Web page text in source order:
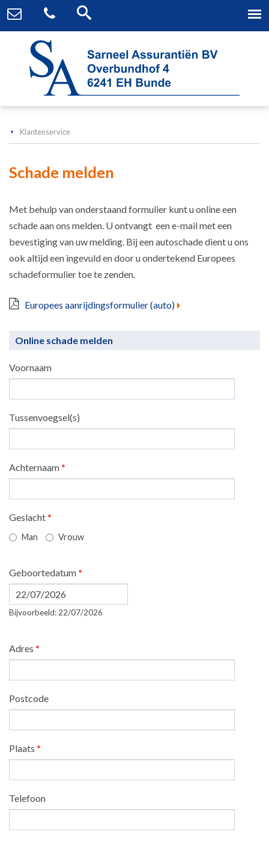
Klantenservice
Schade melden
Met behulp van onderstaand formulier kunt u online een
schade aan ons melden. U ontvangt een e-mail met een
bevestiging van uw melding. Bij een autoschade dient u ons
ook altijd een ingevuld en door u ondertekend Europees
schadeformulier toe te zenden.
Europees aanrijdingsformulier (auto)
Online schade melden
Voornaam
Tussenvoegsel(s)
Achternaam *
Geslacht *
Man Vrouw
Geboortedatum *
Datum
Bijvoorbeeld: 22/07/2026
Adres *
Postcode
Plaats *
Telefoon